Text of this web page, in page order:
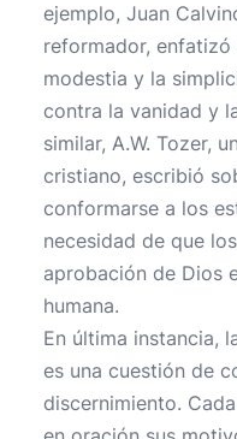
ejemplo, Juan
reformador,
modestia y la
contra la vanidad y
similar, A.W. Tozer,
cristiano, escribió
conformarse a los
necesidad de que
aprobación de Dios
humana.
En última instancia,
es una cuestión de
discernimiento.